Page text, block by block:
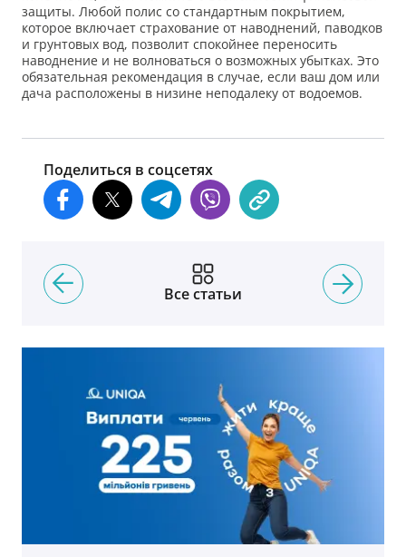
защиты. Любой полис со стандартным покрытием,
которое включает страхование от наводнений, паводков
и грунтовых вод, позволит спокойнее переносить
наводнение и не волноваться о возможных убытках. Это
обязательная рекомендация в случае, если ваш дом или
дача расположены в низине неподалеку от водоемов.
Поделиться в соцсетях
Все статьи